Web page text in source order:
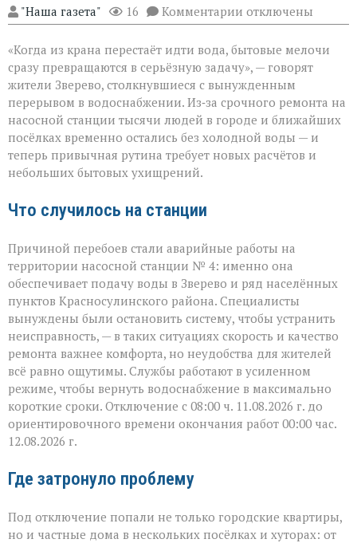
"Наша газета" 16 Комментарии к
записи
воды
ни
туда
ни
сюда:
в
Зверево
и
окрестностях —
отключены
«Когда из крана перестаёт идти вода, бытовые мелочи
сразу превращаются в серьёзную задачу», — говорят
жители Зверево, столкнувшиеся с вынужденным
перерывом в водоснабжении. Из‑за срочного ремонта на
насосной станции тысячи людей в городе и ближайших
посёлках временно остались без холодной воды — и
теперь привычная рутина требует новых расчётов и
небольших бытовых ухищрений.
Что случилось на станции
Причиной перебоев стали аварийные работы на
территории насосной станции № 4: именно она
обеспечивает подачу воды в Зверево и ряд населённых
пунктов Красносулинского района. Специалисты
вынуждены были остановить систему, чтобы устранить
неисправность, — в таких ситуациях скорость и качество
ремонта важнее комфорта, но неудобства для жителей
всё равно ощутимы. Службы работают в усиленном
режиме, чтобы вернуть водоснабжение в максимально
короткие сроки. Отключение с 08:00 ч. 11.08.2026 г. до
ориентировочного времени окончания работ 00:00 час.
12.08.2026 г.
Где затронуло проблему
Под отключение попали не только городские квартиры,
но и частные дома в нескольких посёлках и хуторах: от